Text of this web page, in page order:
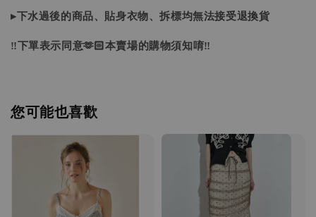
▸下水過後的商品、貼身衣物、拆標均無法接受退換貨
‼下單表示同意🫶🏻本賣場的購物須知唷‼
您可能也喜歡